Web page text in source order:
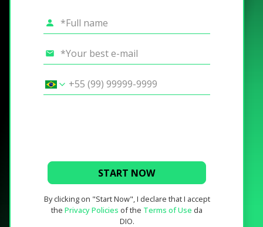
START NOW
By clicking on "Start Now", I declare that I accept
the Privacy Policies of the Terms of Use da
DIO.